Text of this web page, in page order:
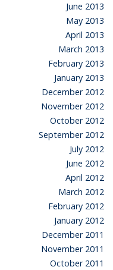
June 2013
May 2013
April 2013
March 2013
February 2013
January 2013
December 2012
November 2012
October 2012
September 2012
July 2012
June 2012
April 2012
March 2012
February 2012
January 2012
December 2011
November 2011
October 2011